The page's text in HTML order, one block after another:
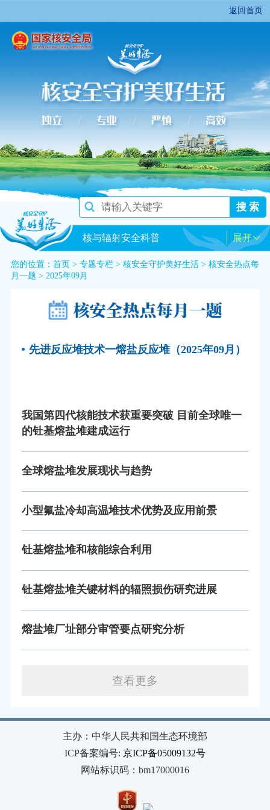
返回首页
搜 索
核与辐射安全科普 展开
您的位置： 首页> 专题专栏> 核安全守护美好生活> 核安全热点每
月一题 > 2025年09月
先进反应堆技术一熔盐反应堆（2025年09月）
我国第四代核能技术获重要突破 目前全球唯一
的钍基熔盐堆建成运行
全球熔盐堆发展现状与趋势
小型氟盐冷却高温堆技术优势及应用前景
钍基熔盐堆和核能综合利用
钍基熔盐堆关键材料的辐照损伤研究进展
熔盐堆厂址部分审管要点研究分析
查看更多
主办：中华人民共和国生态环境部
ICP备案编号: 京ICP备05009132号
网站标识码：bm17000016